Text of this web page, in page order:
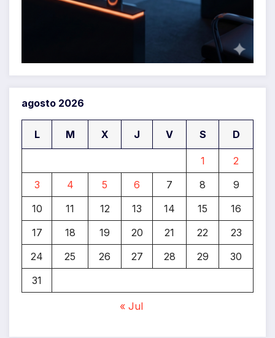
agosto 2026
L M X J V S D
1
2
3
4 5 6 7 8
9
10
11 12 13 14 15
16
17
18 19 20 21 22
23
24
25 26 27 28 29
30
31
« Jul